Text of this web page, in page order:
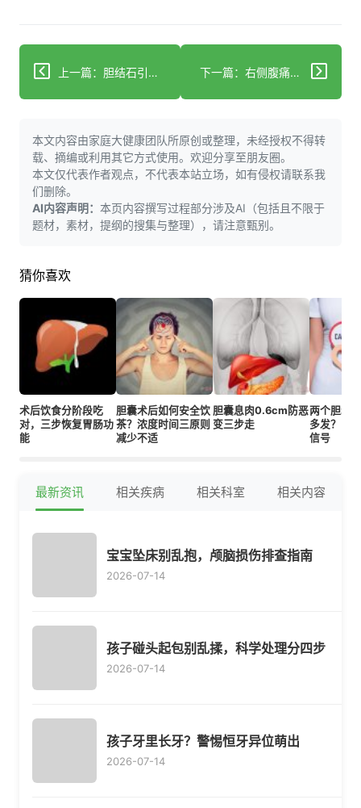
上一篇：胆结石引发胰腺炎？分步管理方案降低复发风险 下一篇：右侧腹痛弯腰剧痛？胆结石疼痛机制与就医要点
本文内容由家庭大健康团队所原创或整理，未经授权不得转
载、摘编或利用其它方式使用。欢迎分享至朋友圈。
本文仅代表作者观点，不代表本站立场，如有侵权请联系我
们删除。
AI内容声明： 本页内容撰写过程部分涉及AI（包括且不限于
题材，素材，提纲的搜集与整理），请注意甄别。
猜你喜欢
术后饮食分阶段吃
对，三步恢复胃肠功
能
胆囊术后如何安全饮
茶？浓度时间三原则
减少不适
胆囊息肉0.6cm防恶
变三步走
两个胆囊
多发？医
信号
最新资讯 相关疾病 相关科室 相关内容
宝宝坠床别乱抱，颅脑损伤排查指南
2026-07-14
孩子碰头起包别乱揉，科学处理分四步
2026-07-14
孩子牙里长牙？警惕恒牙异位萌出
2026-07-14